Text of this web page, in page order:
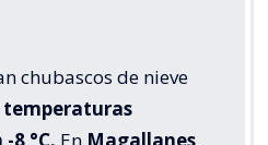
chubascos de nieve
temperaturas
8 °C. En Magallanes,